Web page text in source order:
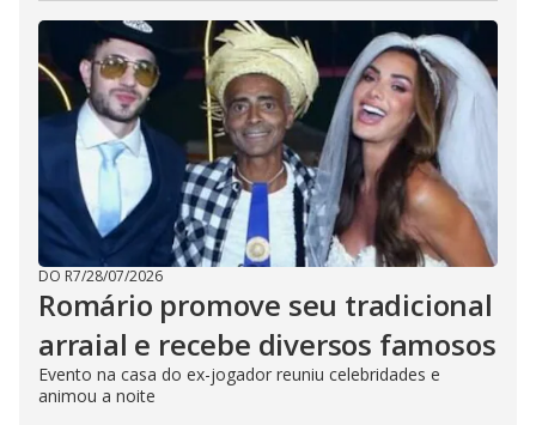
DO R7/28/07/2026
Romário promove seu tradicional
arraial e recebe diversos famosos
Evento na casa do ex-jogador reuniu celebridades e
animou a noite